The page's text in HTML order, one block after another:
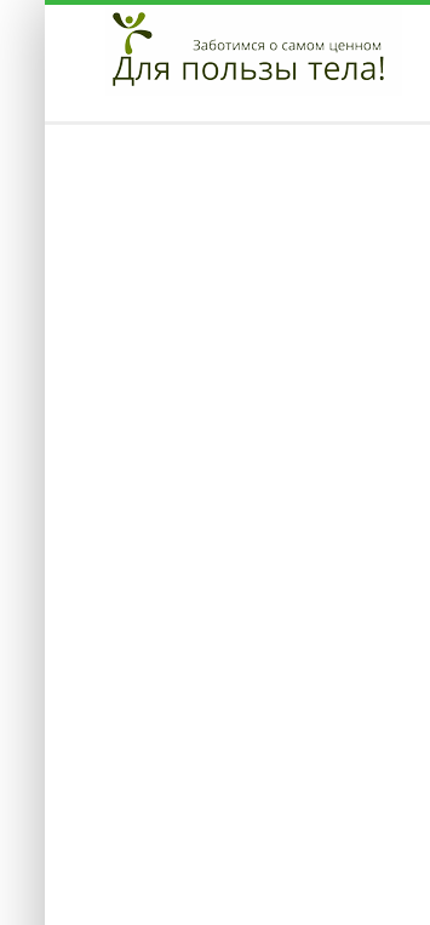
ПРИВЕТСТВУЕМ НА НАШЕМ САЙТЕ
Блок скоро обновится